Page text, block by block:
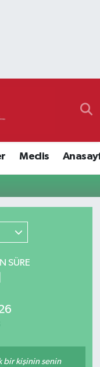
Meclis
SÜRE
bir kişinin senin